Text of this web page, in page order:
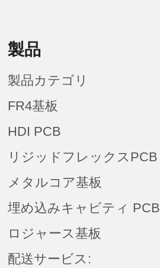
製品
製品カテゴリ
FR4基板
HDI PCB
リジッドフレックスPCB
メタルコア基板
埋め込みキャビティ PCB
ロジャース基板
配送サービス: